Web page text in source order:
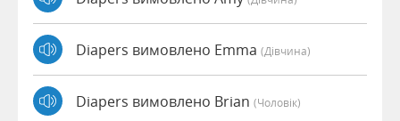
Diapers вимовлено Emma (дівчина)
Diapers вимовлено Brian (чоловік)